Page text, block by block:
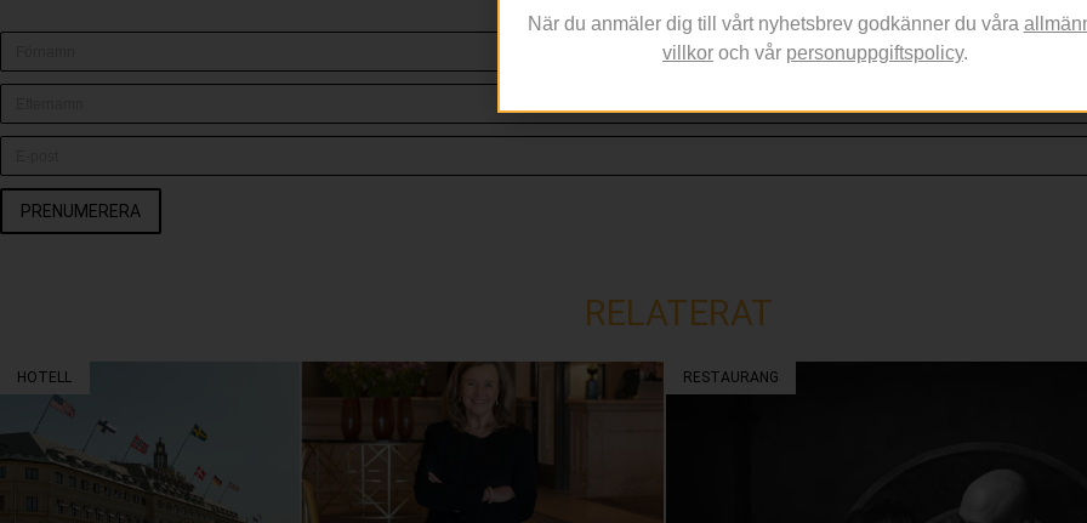
PRENUMERERA
RELATERAT
HOTELL RESTAURANG
När du anmäler dig till vårt nyhetsbrev godkänner du våra
villkor och vår personuppgiftspolicy.